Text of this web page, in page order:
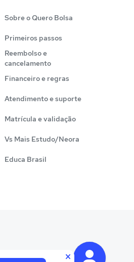
Sobre o Quero Bolsa
Primeiros passos
Reembolso e
cancelamento
Financeiro e regras
Atendimento e suporte
Matrícula e validação
Vs Mais Estudo/Neora
Educa Brasil
×